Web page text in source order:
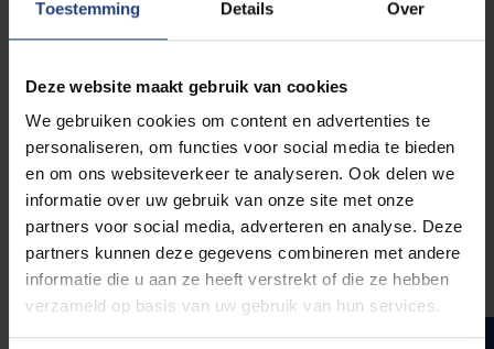
Toestemming Details Over
Deze website maakt gebruik van cookies
We gebruiken cookies om content en advertenties te
personaliseren, om functies voor social media te bieden
en om ons websiteverkeer te analyseren. Ook delen we
informatie over uw gebruik van onze site met onze
partners voor social media, adverteren en analyse. Deze
partners kunnen deze gegevens combineren met andere
informatie die u aan ze heeft verstrekt of die ze hebben
verzameld op basis van uw gebruik van hun services.
Het is niet altijd mogelijk om het les- en
examenrooster goed op elkaar af te stemmen,
uit bachelorjaar 1, 2 en 3.
Schakelprogramma Master
of Science in de Agogische
Wetenschappen